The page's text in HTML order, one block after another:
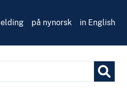
på nynorsk in English